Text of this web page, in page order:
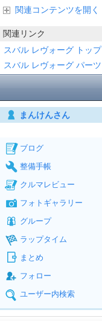
関連コンテンツを開く
関連リンク
スバル レヴォーグ トップ
スバル レヴォーグ パー
まんけんさん
ブログ
整備手帳
クルマレビュー
フォトギャラリー
グループ
ラップタイム
まとめ
フォロー
ユーザー内検索